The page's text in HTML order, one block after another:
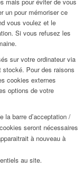
un pour mémoriser ce
vous voulez et le
Si vous refusez les
sur votre ordinateur via
Pour des raisons
cookies externes
options de votre
la barre d’acceptation /
seront nécessaires
à nouveau à
au site.